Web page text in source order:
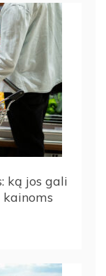
ką jos gali
kainoms